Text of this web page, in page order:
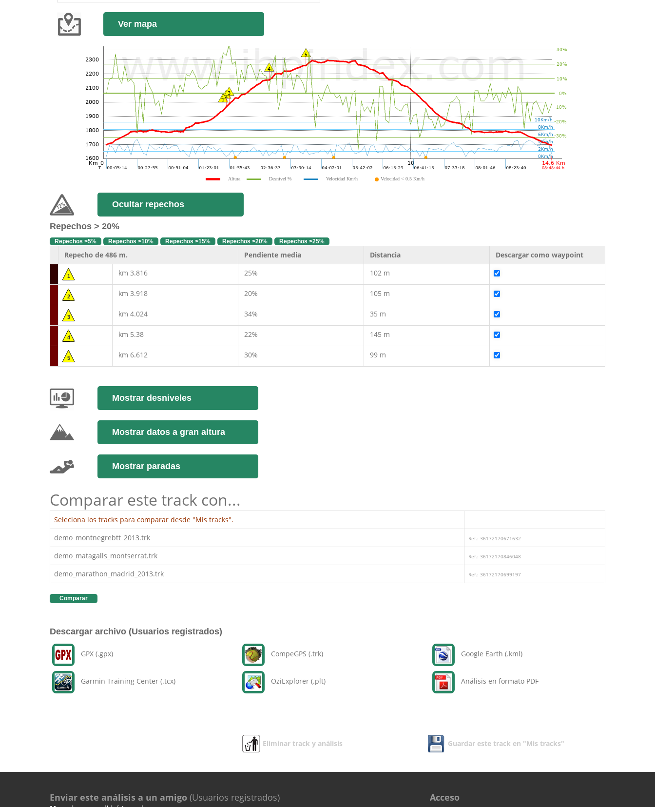
Ver mapa
Altura Desnivel % Velocidad Km/h Velocidad < 0.5 Km/h
Ocultar repechos
Repechos > 20%
Repechos >5% Repechos >10% Repechos >15% Repechos >20% Repechos >25%
Repecho de 486 m. Pendiente media Distancia Descargar como waypoint
1 km 3.816 25% 102 m
2 km 3.918 20% 105 m
3 km 4.024 34% 35 m
4 km 5.38 22% 145 m
5 km 6.612 30% 99 m
Mostrar desniveles
Mostrar datos a gran altura
Mostrar paradas
Comparar este track con...
Seleciona los tracks para comparar desde "Mis tracks".
demo_montnegrebtt_2013.trk
Ref.: 36172170671632
demo_matagalls_montserrat.trk Ref.: 36172170846048
demo_marathon_madrid_2013.trk Ref.: 36172170699197
Comparar
Descargar archivo (Usuarios registrados)
GPX (.gpx)
Garmin Training Center (.tcx)
CompeGPS (.trk)
OziExplorer (.plt)
Google Earth (.kml)
Análisis en formato PDF
Eliminar track y análisis Guardar este track en "Mis tracks"
Enviar este análisis a un amigo (Usuarios registrados) Acceso